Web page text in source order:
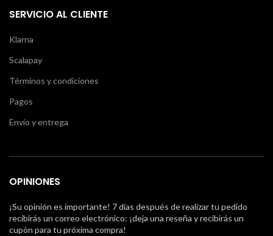
SERVICIO AL CLIENTE
Klarna
Scalapay
Términos y condiciones
Pagos
Envío y entrega
OPINIONES
¡Su opinión es importante! 7 días después de realizar tu pedido
recibirás un correo electrónico: ¡deja una reseña y recibirás un
cupón para tu próxima compra!